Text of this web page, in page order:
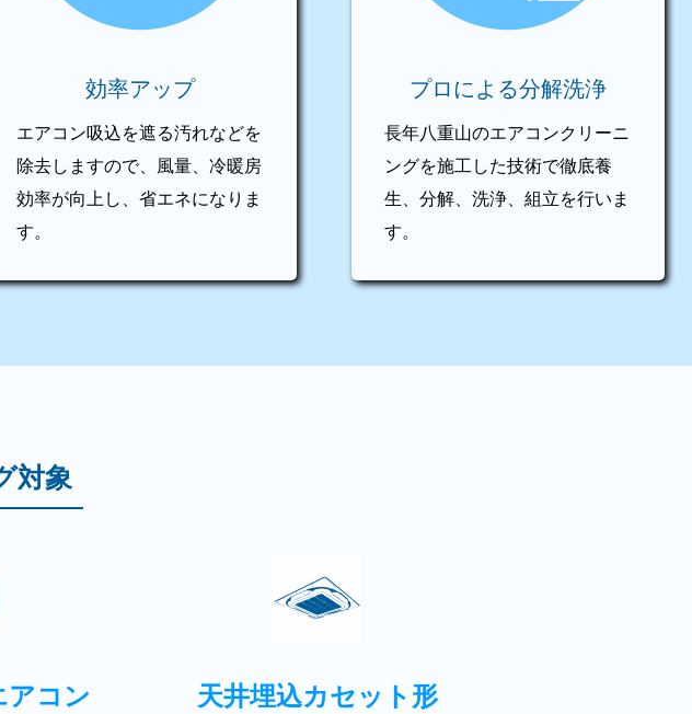
効率アップ
エアコン吸込を遮る汚れなどを
除去しますので、風量、冷暖房
効率が向上し、省エネになりま
す。
プロによる分解洗浄
長年八重山のエアコンクリーニ
ングを施工した技術で徹底養
生、分解、洗浄、組立を行いま
す。
対象
アコン 天井埋込カセット形